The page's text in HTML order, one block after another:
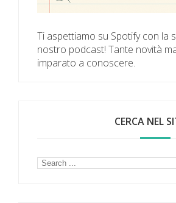
Ti aspettiamo su Spotify con la
nostro podcast! Tante novità
imparato a conoscere.
CERCA NEL